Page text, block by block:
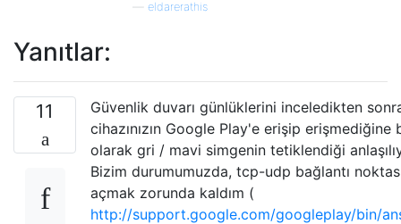
eldarerathis
Yanıtlar:
11
Güvenlik duvarı günlüklerini inceledikten
cihazınızın Google Play'e erişip erişmediğine
olarak gri / mavi simgenin tetiklendiği
Bizim durumumuzda, tcp-udp bağlantı
açmak zorunda kaldım (
http://support.google.com/googleplay/bin/